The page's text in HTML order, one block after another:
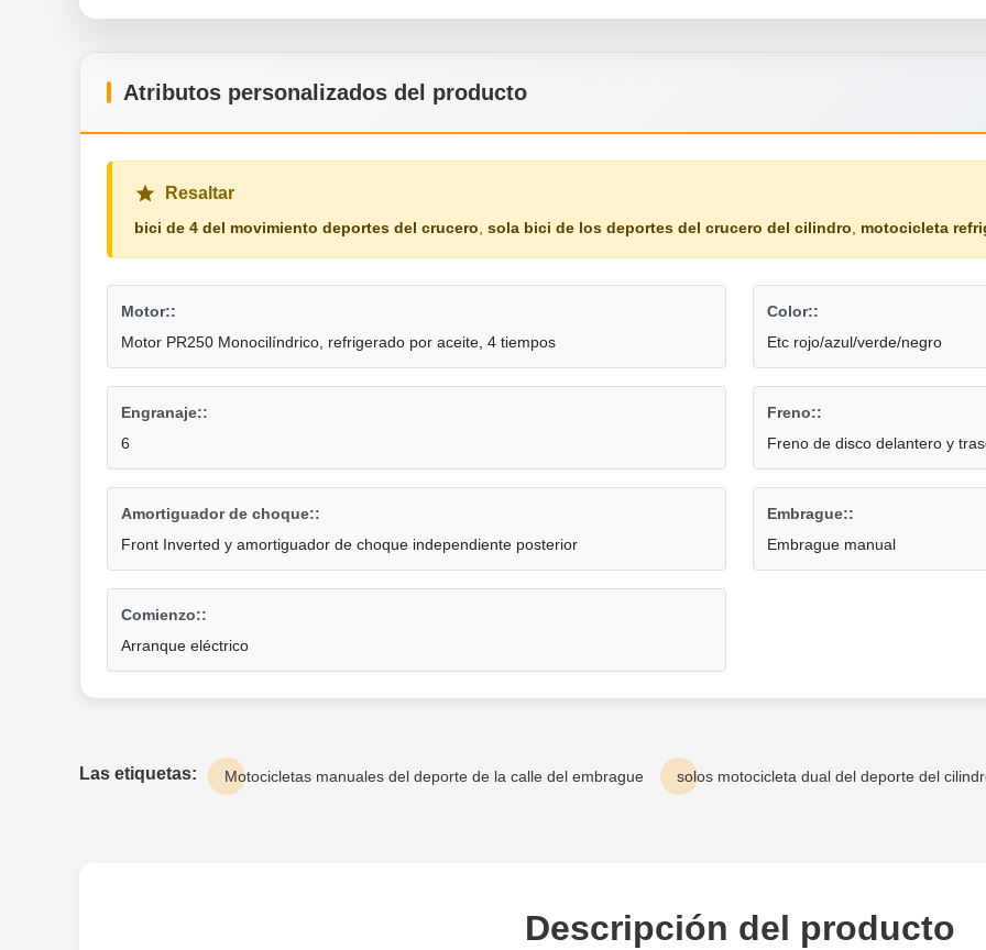
Atributos personalizados del producto
Resaltar
bici de 4 del movimiento deportes del crucero, sola bici de los deportes del crucero del cilindro, motocicleta
Motor::
Motor PR250 Monocilíndrico, refrigerado por aceite, 4 tiempos
Color::
Etc rojo/azul/verde/negro
Engranaje::
6
Freno::
Freno de disco delantero y
Amortiguador de choque::
Front Inverted y amortiguador de choque independiente posterior
Embrague::
Embrague manual
Comienzo::
Arranque eléctrico
Las etiquetas: Motocicletas manuales del deporte de la calle del embrague solos motocicleta dual del deporte del
Descripción del producto